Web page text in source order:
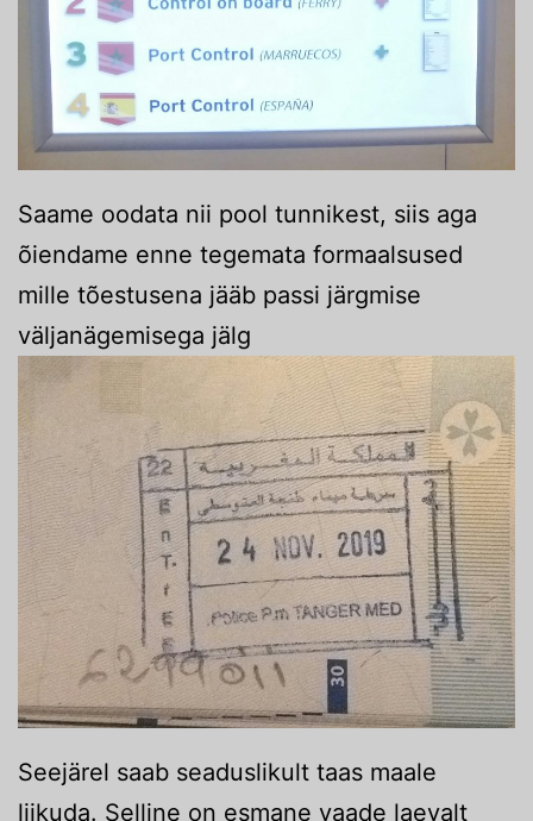
Saame oodata nii pool tunnikest, siis aga
õiendame enne tegemata formaalsused
mille tõestusena jääb passi järgmise
väljanägemisega jälg
Seejärel saab seaduslikult taas maale
liikuda. Selline on esmane vaade laevalt